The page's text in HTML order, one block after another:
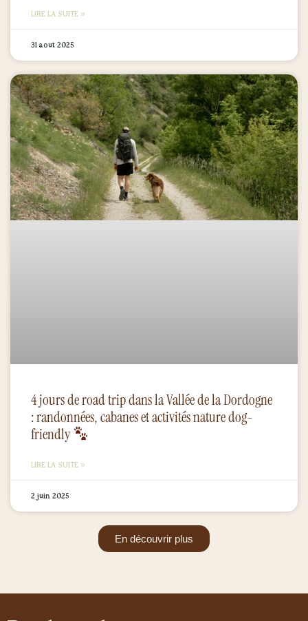
LIRE LA SUITE »
31 août 2025
4 jours de road trip dans la Vallée de la Dordogne
: randonnées, cabanes et activités nature dog-
friendly
LIRE LA SUITE »
2 juin 2025
En découvrir plus